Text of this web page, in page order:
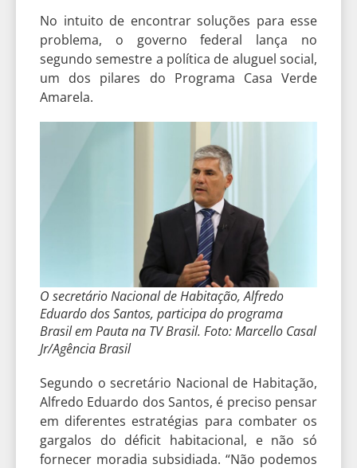
No intuito de encontrar soluções para esse
problema, o governo federal lança no
segundo semestre a política de aluguel social,
um dos pilares do Programa Casa Verde
Amarela.
O secretário Nacional de Habitação, Alfredo
Eduardo dos Santos, participa do programa
Brasil em Pauta na TV Brasil. Foto: Marcello Casal
Jr/Agência Brasil
Segundo o secretário Nacional de Habitação,
Alfredo Eduardo dos Santos, é preciso pensar
em diferentes estratégias para combater os
gargalos do déficit habitacional, e não só
fornecer moradia subsidiada. “Não podemos